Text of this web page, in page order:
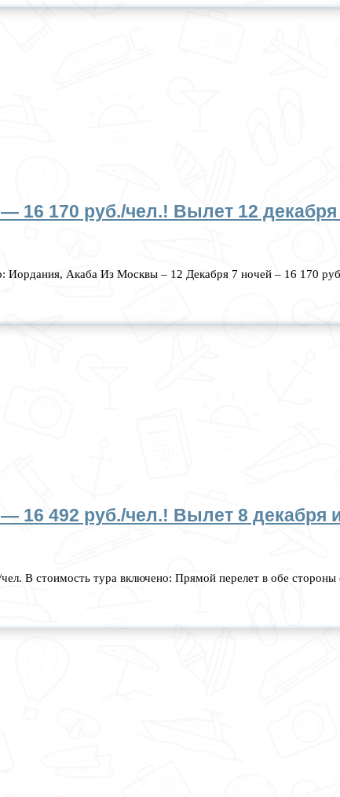
16 170 руб./чел.! Вылет 12
Иордания, Акаба Из Москвы – 12 Декабря 7 ночей – 16 170
16 492 руб./чел.! Вылет 8 декабря
В стоимость тура включено: Прямой перелет в обе